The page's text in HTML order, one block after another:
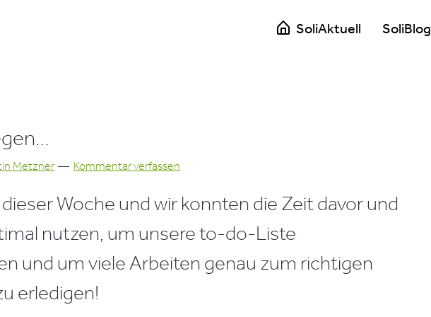
SoliAktuell SoliBlog
Metzner Kommentar verfassen
Woche und wir konnten die Zeit davor und
nutzen, um unsere to-do-Liste
und um viele Arbeiten genau zum richtigen
erledigen!